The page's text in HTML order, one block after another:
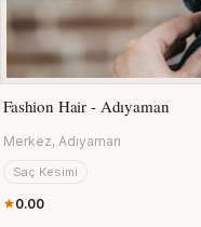
Fashion Hair - Adıyaman
Merkez, Adıyaman
Saç Kesimi
0.00